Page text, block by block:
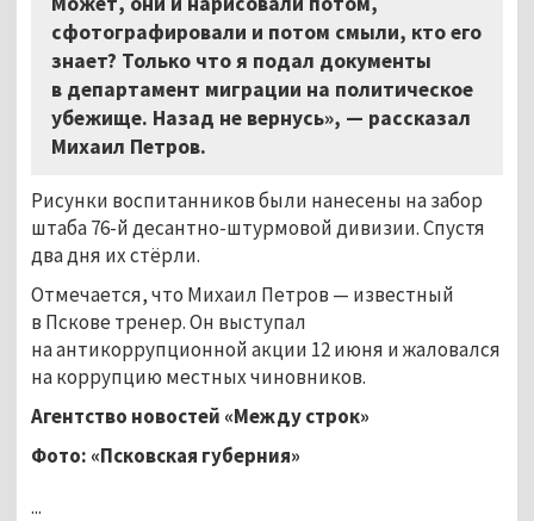
сфотографировали и потом смыли, кто его
знает? Только что я подал документы
в департамент миграции на политическое
убежище. Назад не вернусь», — рассказал
Михаил Петров.
Рисунки воспитанников были нанесены на забор
штаба 76-й десантно-штурмовой дивизии. Спустя
два дня их стёрли.
Отмечается, что Михаил Петров — известный
в Пскове тренер. Он выступал
на антикоррупционной акции 12 июня и жаловался
на коррупцию местных чиновников.
Агентство новостей «Между строк»
Фото: «Псковская губерния»
...